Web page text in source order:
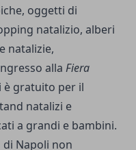
oggetti di
natalizio, alberi
natalizie,
alla Fiera
è gratuito per il
natalizi e
a grandi e bambini.
di Napoli non